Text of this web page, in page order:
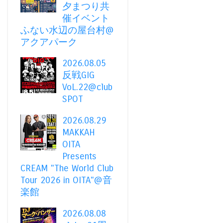
夕まつり共
催イベント
ふない水辺の屋台村@
アクアパーク
2026.08.05
反戦GIG
VoL.22@club
SPOT
2026.08.29
MAKKAH
OITA
Presents
CREAM "The World Club
Tour 2026 in OITA"@音
楽館
2026.08.08